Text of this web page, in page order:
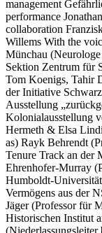
management
performance
collaboration
Willems With the
Münchau
Sektion Zentrum für
Tom Koenigs, Tahir
der Initiative
Ausstellung
Kolonialausstellung
Hermeth & Elsa
as) Rayk Behrendt
Tenure Track an der
Ehrenhofer-Murray
Humboldt-
Vermögens aus der
Jäger (Professor für
Historischen Institut